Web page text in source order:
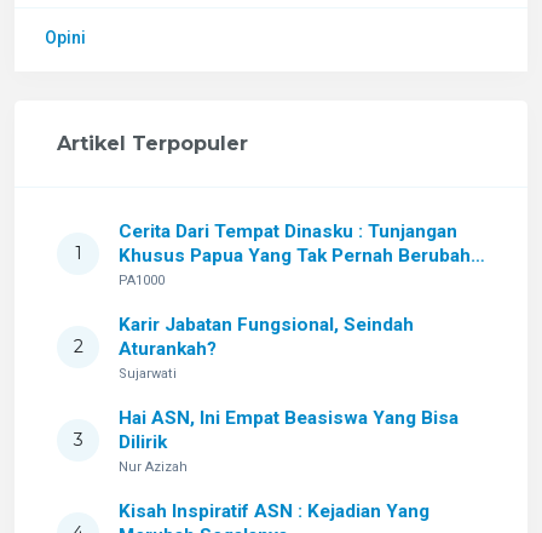
Opini
Artikel Terpopuler
1
Cerita Dari Tempat Dinasku : Tunjangan
Khusus Papua Yang Tak Pernah Berubah
Setelah Sekian Lama
PA1000
2
Karir Jabatan Fungsional, Seindah
Aturankah?
Sujarwati
3
Hai ASN, Ini Empat Beasiswa Yang Bisa
Dilirik
Nur Azizah
Kisah Inspiratif ASN : Kejadian Yang